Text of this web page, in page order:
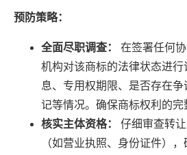
预防策略：
全面尽职调查：
在签署任何
机构对该商标的法律状态进
息、专用权期限、是否存在
记等情况。确保商标权利的完
核实主体资格：
仔细审查转
（如营业执照、身份证件）